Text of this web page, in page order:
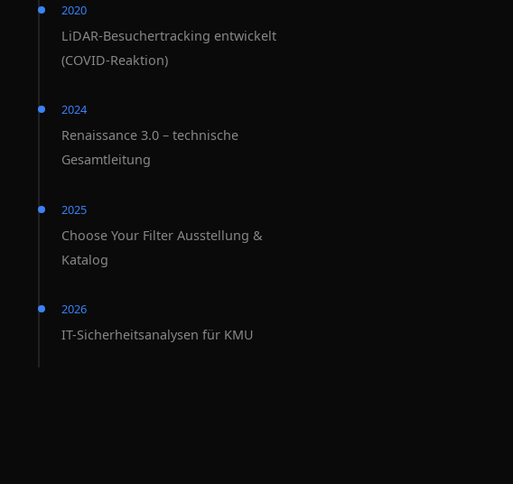
2020
LiDAR-Besuchertracking entwickelt
(COVID-Reaktion)
2024
Renaissance 3.0 – technische
Gesamtleitung
2025
Choose Your Filter Ausstellung &
Katalog
2026
IT-Sicherheitsanalysen für KMU